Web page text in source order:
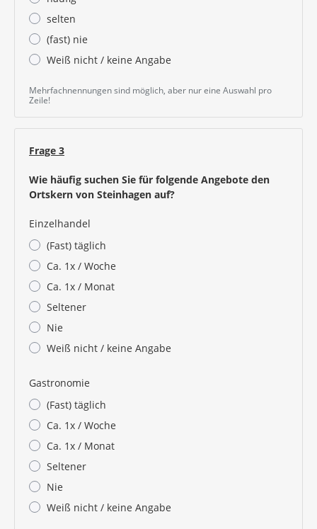
selten
(fast) nie
Weiß nicht / keine Angabe
Mehrfachnennungen sind möglich, aber nur eine Auswahl pro
Zeile!
Frage 3
Wie häufig suchen Sie für folgende Angebote den
Ortskern von Steinhagen auf?
Einzelhandel
(Fast) täglich
Ca. 1x / Woche
Ca. 1x / Monat
Seltener
Nie
Weiß nicht / keine Angabe
Gastronomie
(Fast) täglich
Ca. 1x / Woche
Ca. 1x / Monat
Seltener
Nie
Weiß nicht / keine Angabe